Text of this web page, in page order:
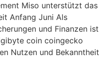
Miso unterstützt das
Anfang Juni Als
und Finanzen ist
coin coingecko
Nutzen und Bekanntheit